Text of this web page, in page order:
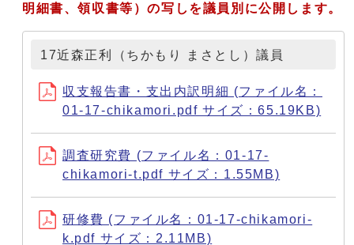
明細書、領収書等）の写しを議員別に公開します。
17近森正利（ちかもり まさとし）議員
収支報告書・支出内訳明細 (ファイル名：
01-17-chikamori.pdf サイズ：65.19KB)
調査研究費 (ファイル名：01-17-
chikamori-t.pdf サイズ：1.55MB)
研修費 (ファイル名：01-17-chikamori-
k.pdf サイズ：2.11MB)